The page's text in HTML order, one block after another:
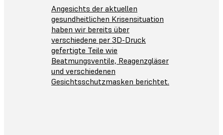
Angesichts der aktuellen
gesundheitlichen Krisensituation
haben wir bereits über
verschiedene per 3D-Druck
gefertigte Teile wie
Beatmungsventile, Reagenzgläser
und verschiedenen
Gesichtsschutzmasken berichtet.